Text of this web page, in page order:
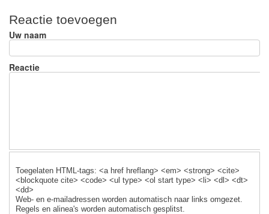
ar
e
c
e
b
o
e
sk
y
ail
Reactie toevoegen
Uw naam
Reactie
Toegelaten HTML-tags: <a href hreflang> <em> <strong> <cite>
<blockquote cite> <code> <ul type> <ol start type> <li> <dl> <dt>
<dd>
Web- en e-mailadressen worden automatisch naar links omgezet.
Regels en alinea's worden automatisch gesplitst.